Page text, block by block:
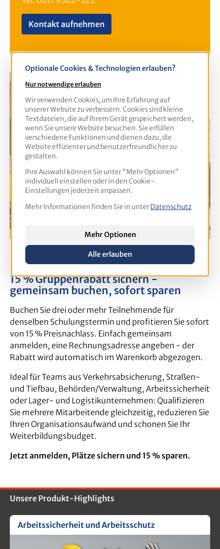
Kontakt aufnehmen
15 % Gruppenrabatt sichern -
gemeinsam buchen, sofort sparen
Buchen Sie drei oder mehr Teilnehmende für
denselben Schulungstermin und profitieren Sie sofort
von 15 % Preisnachlass. Einfach gemeinsam
anmelden, eine Rechnungsadresse angeben - der
Rabatt wird automatisch im Warenkorb abgezogen.
Ideal für Teams aus Verkehrsabsicherung, Straßen-
und Tiefbau, Behörden/Verwaltung, Arbeitssicherheit
oder Lager- und Logistikunternehmen: Qualifizieren
Sie mehrere Mitarbeitende gleichzeitig, reduzieren Sie
Ihren Organisationsaufwand und schonen Sie Ihr
Weiterbildungsbudget.
Jetzt anmelden, Plätze sichern und 15 % sparen.
Unsere Produkt-Highlights
Arbeitssicherheit und Arbeitsschutz
Nur notwendige erlauben
Optionale Cookies & Technologien erlauben?
Wir verwenden Cookies, um Ihre Erfahrung auf
unserer Website zu verbessern. Cookies sind kleine
Textdateien, die auf Ihrem Gerät gespeichert werden,
wenn Sie unsere Website besuchen. Sie erfüllen
verschiedene Funktionen und dienen dazu, die
Website effizienter und benutzerfreundlicher zu
gestalten.
Ihre Auswahl können Sie unter "Mehr Optionen"
individuell einstellen oder in den Cookie-
Einstellungen jederzeit anpassen.
Mehr Informationen finden Sie in unterDatenschutz
Mehr Optionen
Alle erlauben